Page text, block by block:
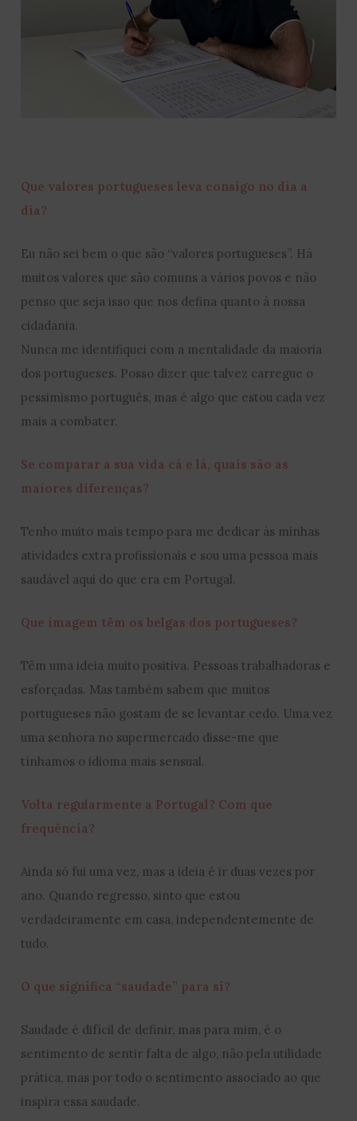
Que valores portugueses leva consigo no dia a
dia?
Eu não sei bem o que são “valores portugueses”. Há
muitos valores que são comuns a vários povos e não
penso que seja isso que nos defina quanto à nossa
cidadania.
Nunca me identifiquei com a mentalidade da maioria
dos portugueses. Posso dizer que talvez carregue o
pessimismo português, mas é algo que estou cada vez
mais a combater.
Se comparar a sua vida cá e lá, quais são as
maiores diferenças?
Tenho muito mais tempo para me dedicar às minhas
atividades extra profissionais e sou uma pessoa mais
saudável aqui do que era em Portugal.
Que imagem têm os belgas dos portugueses?
Têm uma ideia muito positiva. Pessoas trabalhadoras e
esforçadas. Mas também sabem que muitos
portugueses não gostam de se levantar cedo. Uma vez
uma senhora no supermercado disse-me que
tínhamos o idioma mais sensual.
Volta regularmente a Portugal? Com que
frequência?
Ainda só fui uma vez, mas a ideia é ir duas vezes por
ano. Quando regresso, sinto que estou
verdadeiramente em casa, independentemente de
tudo.
O que significa “saudade” para si?
Saudade é difícil de definir, mas para mim, é o
sentimento de sentir falta de algo, não pela utilidade
prática, mas por todo o sentimento associado ao que
inspira essa saudade.